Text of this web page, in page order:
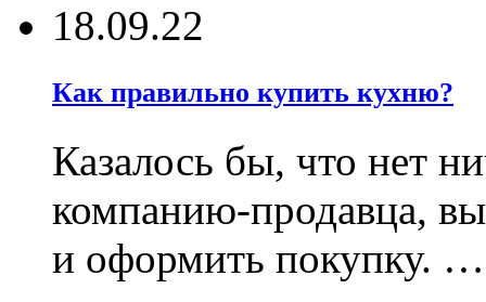
18.09.22
Как правильно купить кухню?
Казалось бы, что нет
компанию-продавца,
и оформить покупку. …